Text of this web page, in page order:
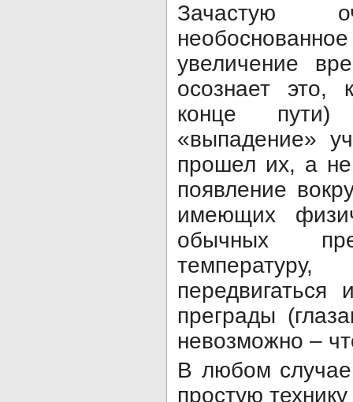
Зачастую
увеличение
осознает это,
конце пути)
«выпадение»
прошел их, а
появление
имеющих
обычных
преграды
невозможно –
В любом
простую